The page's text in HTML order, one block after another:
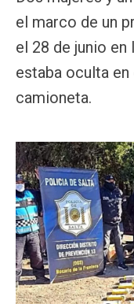
el marco de un
el 28 de junio en
estaba oculta
camioneta.